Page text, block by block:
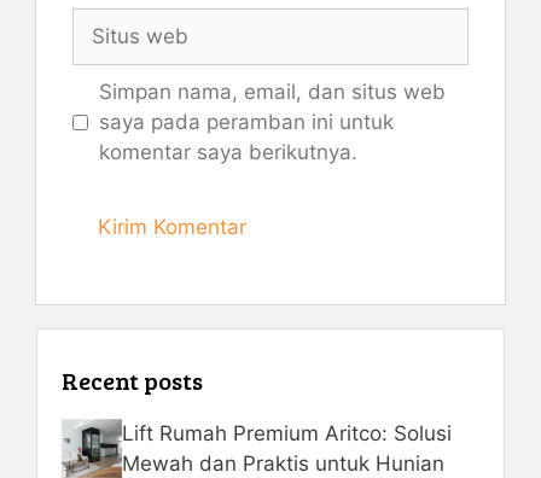
Situs
web
Simpan nama, email, dan situs web
saya pada peramban ini untuk
komentar saya berikutnya.
Recent posts
Lift Rumah Premium Aritco: Solusi
Mewah dan Praktis untuk Hunian